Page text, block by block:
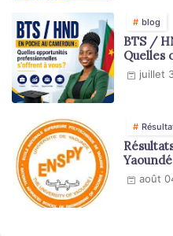
blog
BTS /
Quelles
s'offrent
juillet
août